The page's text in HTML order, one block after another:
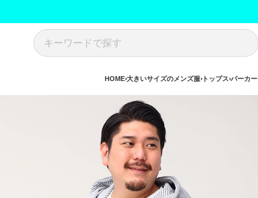
HOME 大きいサイズのメンズ服 トップス パーカー